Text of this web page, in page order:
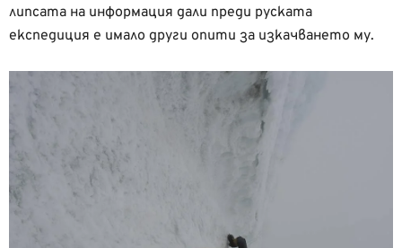
липсата на информация дали преди руската
експедиция е имало други опити за изкачването му.